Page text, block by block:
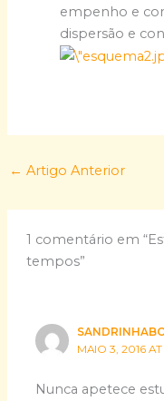
empenho e
dispersão e
← Artigo Anterior
1 comentário em
tempos”
MAIO 3, 2016
Nunca apetece